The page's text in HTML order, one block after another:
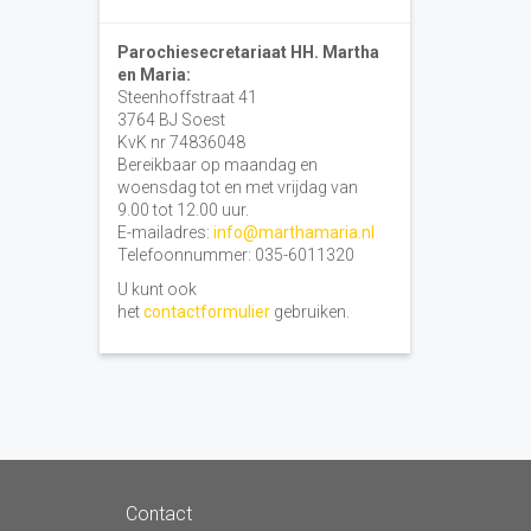
Parochiesecretariaat HH. Martha
en Maria:
Steenhoffstraat 41
3764 BJ Soest
KvK nr 74836048
Bereikbaar op maandag en
woensdag tot en met vrijdag van
9.00 tot 12.00 uur.
E-mailadres: info@marthamaria.nl
Telefoonnummer: 035-6011320
U kunt ook
hetcontactformuliergebruiken.
Contact